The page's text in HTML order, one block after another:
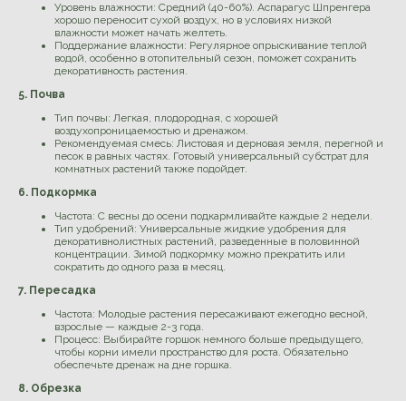
Уровень влажности: Средний (40-60%). Аспарагус Шпренгера
хорошо переносит сухой воздух, но в условиях низкой
влажности может начать желтеть.
Поддержание влажности: Регулярное опрыскивание теплой
водой, особенно в отопительный сезон, поможет сохранить
декоративность растения.
5. Почва
Тип почвы: Легкая, плодородная, с хорошей
воздухопроницаемостью и дренажом.
Рекомендуемая смесь: Листовая и дерновая земля, перегной и
песок в равных частях. Готовый универсальный субстрат для
комнатных растений также подойдет.
6. Подкормка
Частота: С весны до осени подкармливайте каждые 2 недели.
Тип удобрений: Универсальные жидкие удобрения для
декоративнолистных растений, разведенные в половинной
концентрации. Зимой подкормку можно прекратить или
сократить до одного раза в месяц.
7. Пересадка
Частота: Молодые растения пересаживают ежегодно весной,
взрослые — каждые 2-3 года.
Процесс: Выбирайте горшок немного больше предыдущего,
чтобы корни имели пространство для роста. Обязательно
обеспечьте дренаж на дне горшка.
8. Обрезка